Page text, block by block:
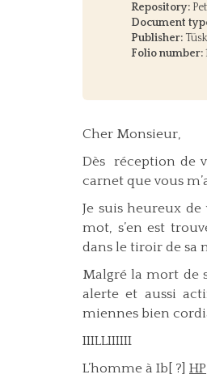
Repository:
Document
Publisher:
Folio number:
Cher Monsieur,
Dès réception de
carnet que vous
Je suis heureux
mot, s’en est
dans le tiroir de sa
Malgré la mort de
alerte et aussi
miennes bien
IIILLIIIIII
L’homme à Ib[ ?] HP